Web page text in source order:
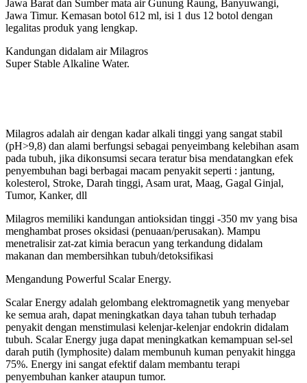
Jawa Barat dan Sumber mata air Gunung Raung, Banyuwangi,
Jawa Timur. Kemasan botol 612 ml, isi 1 dus 12 botol dengan
legalitas produk yang lengkap.
Kandungan didalam air Milagros
Super Stable Alkaline Water.
Milagros adalah air dengan kadar alkali tinggi yang sangat stabil
(pH>9,8) dan alami berfungsi sebagai penyeimbang kelebihan asam
pada tubuh, jika dikonsumsi secara teratur bisa mendatangkan efek
penyembuhan bagi berbagai macam penyakit seperti : jantung,
kolesterol, Stroke, Darah tinggi, Asam urat, Maag, Gagal Ginjal,
Tumor, Kanker, dll
Milagros memiliki kandungan antioksidan tinggi -350 mv yang bisa
menghambat proses oksidasi (penuaan/perusakan). Mampu
menetralisir zat-zat kimia beracun yang terkandung didalam
makanan dan membersihkan tubuh/detoksifikasi
Mengandung Powerful Scalar Energy.
Scalar Energy adalah gelombang elektromagnetik yang menyebar
ke semua arah, dapat meningkatkan daya tahan tubuh terhadap
penyakit dengan menstimulasi kelenjar-kelenjar endokrin didalam
tubuh. Scalar Energy juga dapat meningkatkan kemampuan sel-sel
darah putih (lymphosite) dalam membunuh kuman penyakit hingga
75%. Energy ini sangat efektif dalam membantu terapi
penyembuhan kanker ataupun tumor.